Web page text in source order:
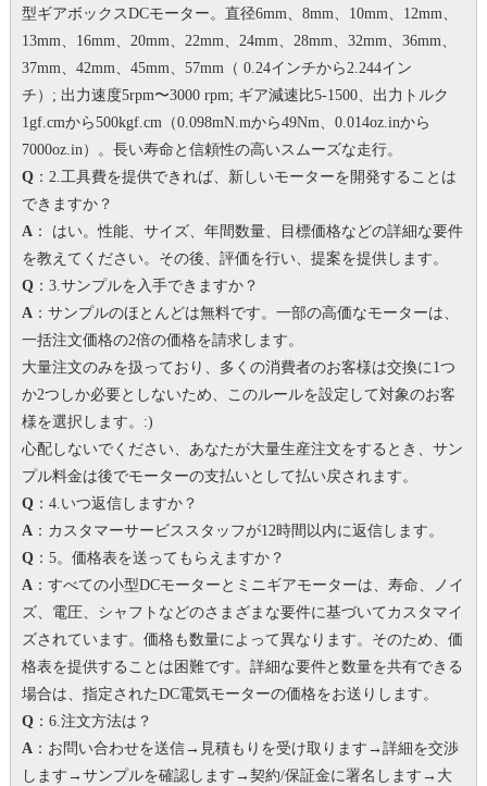
型ギアボックスDCモーター。 直径6mm、8mm、10mm、12mm、
13mm、16mm、20mm、22mm、24mm、28mm、32mm、36mm、
37mm、42mm、45mm、57mm（ 0.24インチから2.244イン
チ）; 出力速度5rpm〜3000 rpm; ギア減速比5-1500、出力トルク
1gf.cmから500kgf.cm（0.098mN.mから49Nm、0.014oz.inから
7000oz.in）。 長い寿命と信頼性の高いスムーズな走行。
Q：2.工具費を提供できれば、新しいモーターを開発することは
できますか？
A： はい。性能、サイズ、年間数量、目標価格などの詳細な要件
を教えてください。その後、評価を行い、提案を提供します。
Q：3.サンプルを入手できますか？
A：サンプルのほとんどは無料です。一部の高価なモーターは、
一括注文価格の2倍の価格を請求します。
大量注文のみを扱っており、多くの消費者のお客様は交換に1つ
か2つしか必要としないため、このルールを設定して対象のお客
様を選択します。 :)
心配しないでください、あなたが大量生産注文をするとき、サン
プル料金は後でモーターの支払いとして払い戻されます。
Q：4.いつ返信しますか？
A：カスタマーサービススタッフが12時間以内に返信します。
Q：5。価格表を送ってもらえますか？
A：すべての小型DCモーターとミニギアモーターは、寿命、ノイ
ズ、電圧、シャフトなどのさまざまな要件に基づいてカスタマイ
ズされています。価格も数量によって異なります。 そのため、価
格表を提供することは困難です。 詳細な要件と数量を共有できる
場合は、指定されたDC電気モーターの価格をお送りします。
Q：6.注文方法は？
A：お問い合わせを送信→見積もりを受け取ります→詳細を交渉
します→サンプルを確認します→契約/保証金に署名します→大